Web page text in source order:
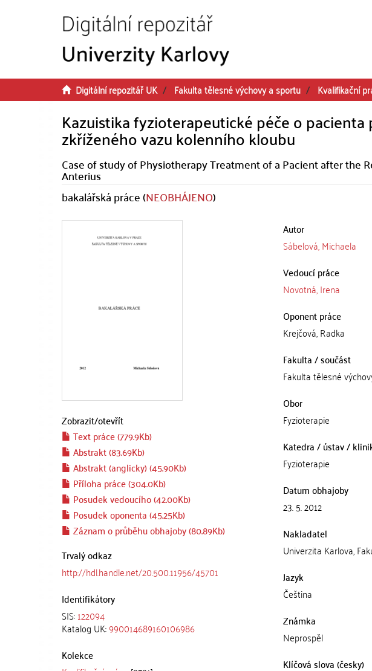
Digitální repozitář UK Fakulta tělesné výchovy a sportu Kvalifikační
Kazuistika fyzioterapeutické péče o
zkříženého vazu kolenního kloubu
Case of study of Physiotherapy Treatment of a Pacient after the
Anterius
bakalářská práce (NEOBHÁJENO)
Zobrazit/otevřít
Text práce (779.9Kb)
Abstrakt (83.69Kb)
Abstrakt (anglicky) (45.90Kb)
Příloha práce (304.0Kb)
Posudek vedoucího (42.00Kb)
Posudek oponenta (45.25Kb)
Záznam o průběhu obhajoby (80.89Kb)
Trvalý odkaz
http://hdl.handle.net/20.500.11956/45701
Identifikátory
SIS:122094
Katalog UK:990014689160106986
Kolekce
Autor
Sábelová, Michaela
Vedoucí práce
Novotná, Irena
Oponent práce
Krejčová, Radka
Fakulta / součást
Fakulta tělesné
Obor
Fyzioterapie
Katedra / ústav /
Fyzioterapie
Datum obhajoby
23. 5. 2012
Nakladatel
Univerzita Karlova,
Jazyk
Čeština
Známka
Neprospěl
Klíčová slova (česky)